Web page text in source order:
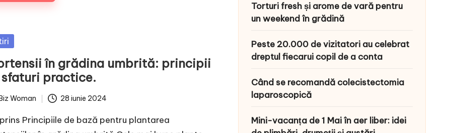
în grădina umbrită: principii
practice.
Woman 28 iunie 2024
Principiile de bază pentru plantarea
Torturi fresh și arome de vară pentru
un weekend în grădină
Peste 20.000 de vizitatori au celebrat
dreptul fiecarui copil de a conta
Când se recomandă colecistectomia
laparoscopică
Mini-vacanța de 1 Mai în aer liber: idei